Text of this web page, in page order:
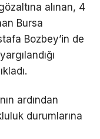
alınan, 4
Bursa
Bozbey’in de
ardından
durumlarına